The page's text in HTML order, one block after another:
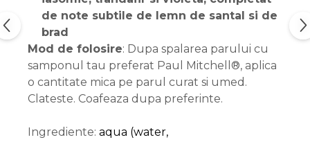
de note subtile de lemn de santal si de
brad
Mod de folosire: Dupa spalarea parului cu
samponul tau preferat Paul Mitchell®, aplica
o cantitate mica pe parul curat si umed.
Clateste. Coafeaza dupa preferinte.
Ingrediente: aqua (water,